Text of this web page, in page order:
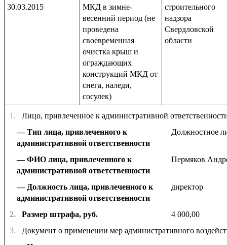
30.03.2015
МКД в зимне-
весенний период (не
проведена
своевременная
очистка крыш и
ограждающих
конструкций МКД от
снега, наледи,
сосулек)
строительного
надзора
Свердловской
области
1.
Лицо, привлеченное к административной
Тип лица, привлеченного к
административной ответственности
Должностное
ФИО лица, привлеченного к
административной ответственности
Пермяков
Должность лица, привлеченного к
административной ответственности
директор
2. Размер штрафа, руб.
4 000,00
3.
Документ о применении мер административного